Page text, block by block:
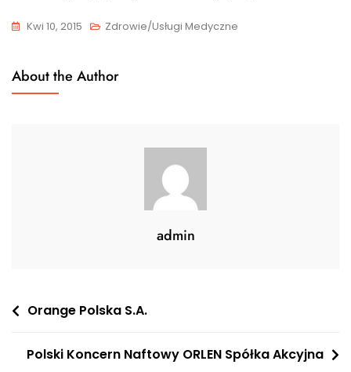
Kwi 10, 2015 Zdrowie/Usługi Medyczne
About the Author
admin
Nawigacja
Orange Polska S.A.
Polski Koncern Naftowy ORLEN Spółka Akcyjna